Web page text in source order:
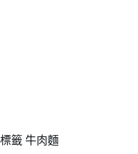
標籤 牛肉麵